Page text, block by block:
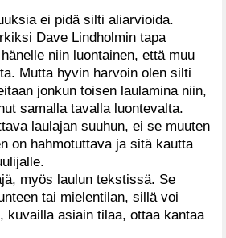
ei pidä silti aliarvioida.
Dave Lindholmin tapa
niin luontainen, että muu
Mutta hyvin harvoin olen silti
jonkun toisen laulamina niin,
samalla tavalla luontevalta.
laulajan suuhun, ei se muuten
on hahmotuttava ja sitä kautta
myös laulun tekstissä. Se
tai mielentilan, sillä voi
kuvailla asiain tilaa, ottaa kantaa